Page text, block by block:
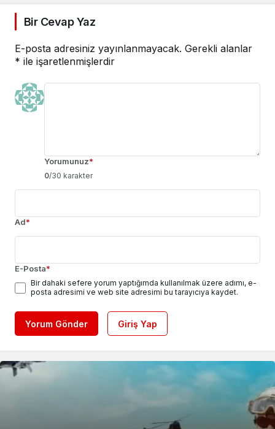
Bir Cevap Yaz
E-posta adresiniz yayınlanmayacak. Gerekli alanlar
* ile işaretlenmişlerdir
Yorumunuz*
0/30 karakter
Ad*
E-Posta*
Bir dahaki sefere yorum yaptığımda kullanılmak üzere adımı, e-
posta adresimi ve web site adresimi bu tarayıcıya kaydet.
Yorum Gönder Giriş Yap